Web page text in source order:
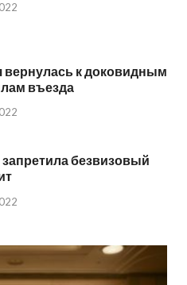
вернулась к доковидным
въезда
безвизовый